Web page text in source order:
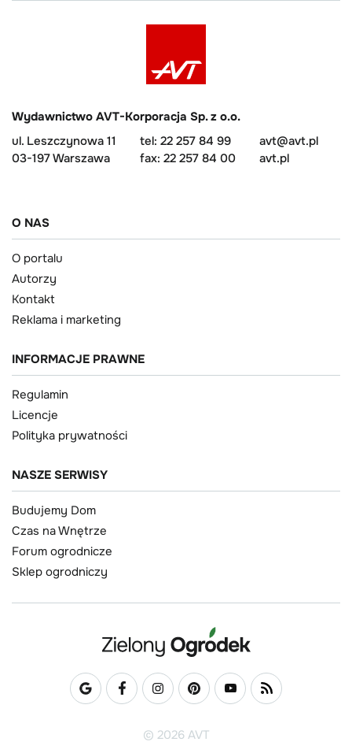
Wydawnictwo AVT-Korporacja Sp. z o.o.
ul. Leszczynowa 11
03-197 Warszawa
tel: 22 257 84 99
fax: 22 257 84 00
avt@avt.pl
avt.pl
O NAS
O portalu
Autorzy
Kontakt
Reklama i marketing
INFORMACJE PRAWNE
Regulamin
Licencje
Polityka prywatności
NASZE SERWISY
Budujemy Dom
Czas na Wnętrze
Forum ogrodnicze
Sklep ogrodniczy
© 2026 AVT